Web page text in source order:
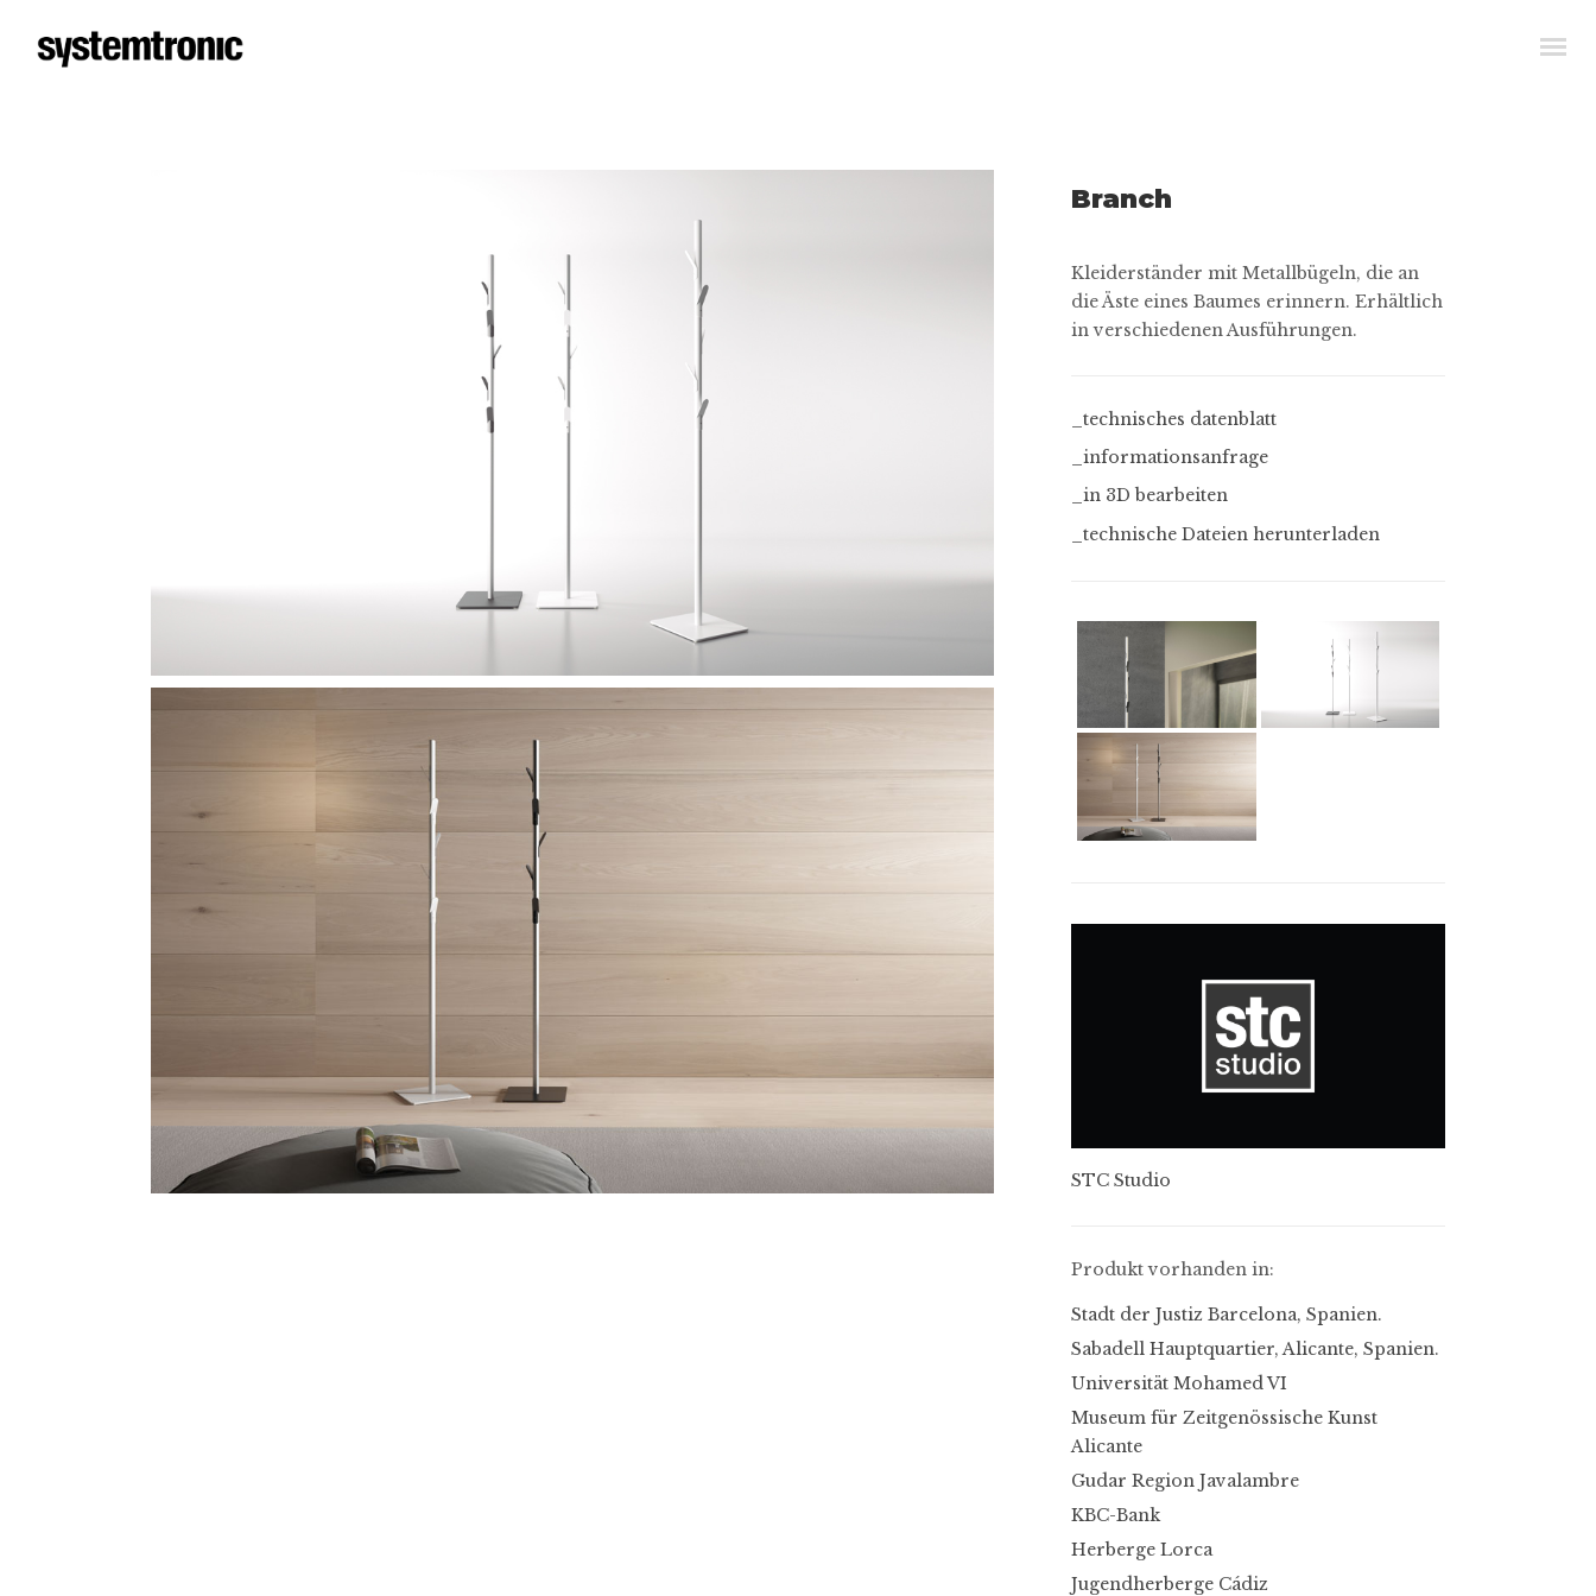
Branch
Kleiderständer mit Metallbügeln, die an
die Äste eines Baumes erinnern. Erhältlich
in verschiedenen Ausführungen.
_technisches datenblatt
_informationsanfrage
_in 3D bearbeiten
_technische Dateien herunterladen
STC Studio
Produkt vorhanden in:
Stadt der Justiz Barcelona, Spanien.
Sabadell Hauptquartier, Alicante, Spanien.
Universität Mohamed VI
Museum für Zeitgenössische Kunst
Alicante
Gudar Region Javalambre
KBC-Bank
Herberge Lorca
Jugendherberge Cádiz